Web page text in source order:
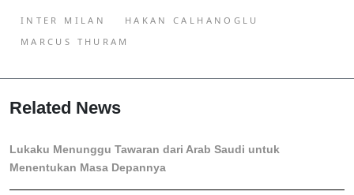
INTER MILAN
HAKAN CALHANOGLU
MARCUS THURAM
Related News
Lukaku Menunggu Tawaran dari Arab Saudi untuk
Menentukan Masa Depannya